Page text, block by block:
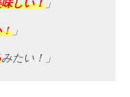
しい！」
！」
みたい！」